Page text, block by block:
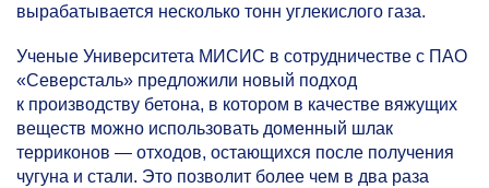
вырабатывается несколько тонн углекислого газа.
Ученые Университета МИСИС в сотрудничестве с ПАО
«Северсталь» предложили новый подход
к производству бетона, в котором в качестве вяжущих
веществ можно использовать доменный шлак
терриконов — отходов, остающихся после получения
чугуна и стали. Это позволит более чем в два раза